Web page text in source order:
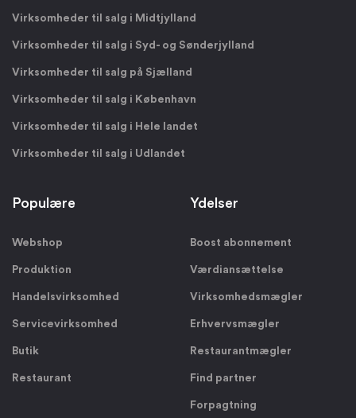
Virksomheder til salg i Midtjylland
Virksomheder til salg i Syd- og Sønderjylland
Virksomheder til salg på Sjælland
Virksomheder til salg i København
Virksomheder til salg i Hele landet
Virksomheder til salg i Udlandet
Populære
Webshop
Produktion
Handelsvirksomhed
Servicevirksomhed
Butik
Restaurant
Ydelser
Boost abonnement
Værdiansættelse
Virksomhedsmægler
Erhvervsmægler
Restaurantmægler
Find partner
Forpagtning